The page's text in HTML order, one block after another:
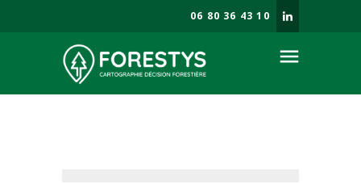
06 80 36 43 10
menu
Société